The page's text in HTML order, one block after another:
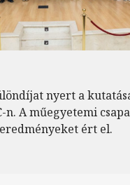
nyert a
n. A műegyetemi
ért el.